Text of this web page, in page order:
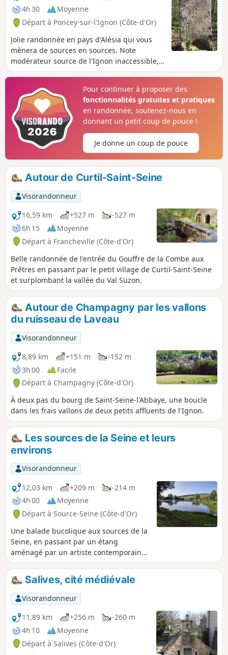
Vénus surgissent chaque printemps."André
Beuchot
4h 30
Moyenne
Départ à Poncey-sur-l'Ignon (Côte-d'Or)
Jolie randonnée en pays d'Alésia qui vous
mènera de sources en sources. Note
modérateur source de l'Ignon inaccessible,
voir les avis
Pour continuer à proposer des
fonctionnalités gratuites et pratiques
en randonnée, soutenez-nous en
donnant un petit coup de pouce !
Je donne un coup de pouce
Autour de Curtil-Saint-Seine
Visorandonneur
16,59 km
+527 m
-527 m
6h 15
Moyenne
Départ à Francheville (Côte-d'Or)
Belle randonnée de l'entrée du Gouffre de la Combe aux
Prêtres en passant par le petit village de Curtil-Saint-Seine
et surplombant la vallée du Val Suzon.
Autour de Champagny par les vallons
du ruisseau de Laveau
Visorandonneur
8,89 km
+151 m
-152 m
3h 00
Facile
Départ à Champagny (Côte-d'Or)
À deux pas du bourg de Saint-Seine-l'Abbaye, une boucle
dans les frais vallons de deux petits affluents de l'Ignon.
Les sources de la Seine et leurs
environs
Visorandonneur
12,03 km
+209 m
-214 m
4h 00
Moyenne
Départ à Source-Seine (Côte-d'Or)
Une balade bucolique aux sources de la
Seine, en passant par un étang
aménagé par un artiste contemporain
suisse et les ruines d'un ancien
ermitage du XIIème siècle.
Salives, cité médiévale
Visorandonneur
11,89 km
+256 m
-260 m
4h 10
Moyenne
Départ à Salives (Côte-d'Or)